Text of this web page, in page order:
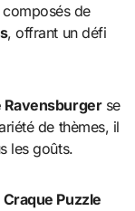
de
, offrant un défi
Ravensburgerse
de thèmes, il
les goûts.
Craque Puzzle